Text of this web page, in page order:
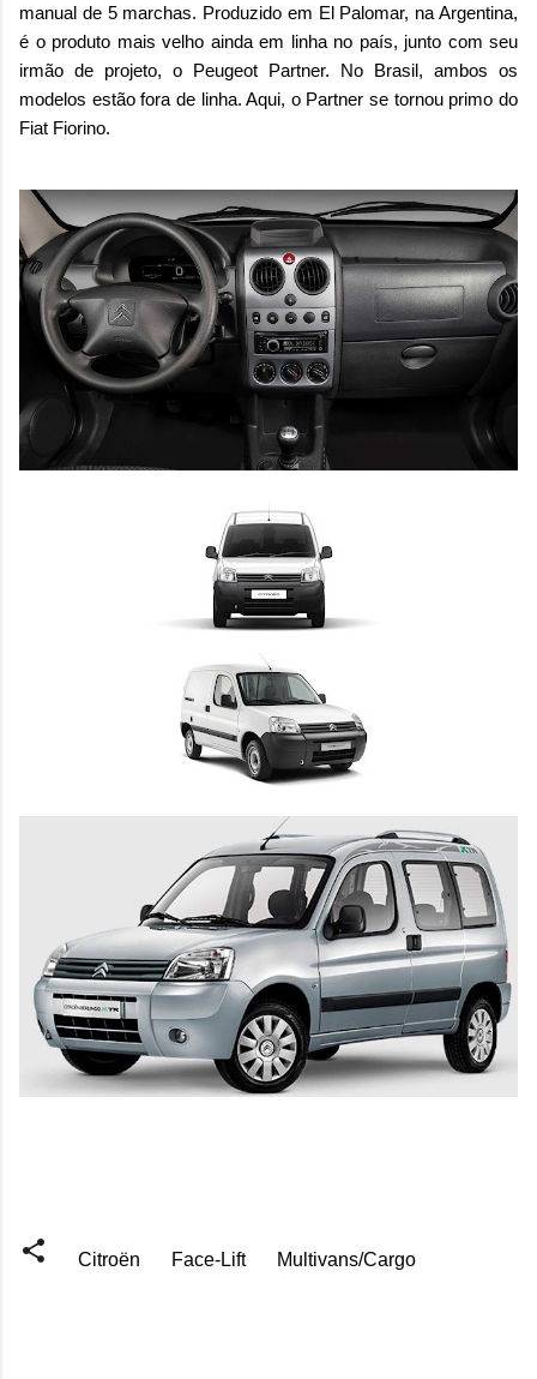
manual de 5 marchas. Produzido em El Palomar, na Argentina,
é o produto mais velho ainda em linha no país, junto com seu
irmão de projeto, o Peugeot Partner. No Brasil, ambos os
modelos estão fora de linha. Aqui, o Partner se tornou primo do
Fiat Fiorino.
Citroën Face-Lift Multivans/Cargo